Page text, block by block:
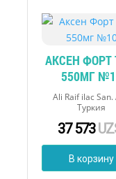
АКСЕН ФОРТ
550МГ
Ali Raif ilac San.
Туркия
37 573
В корзину